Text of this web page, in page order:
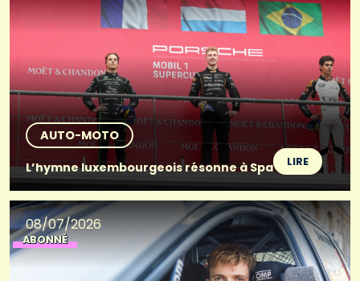
AUTO-MOTO
L’hymne luxembourgeois résonne à Spa
LIRE
08/07/2026
ABONNÉ